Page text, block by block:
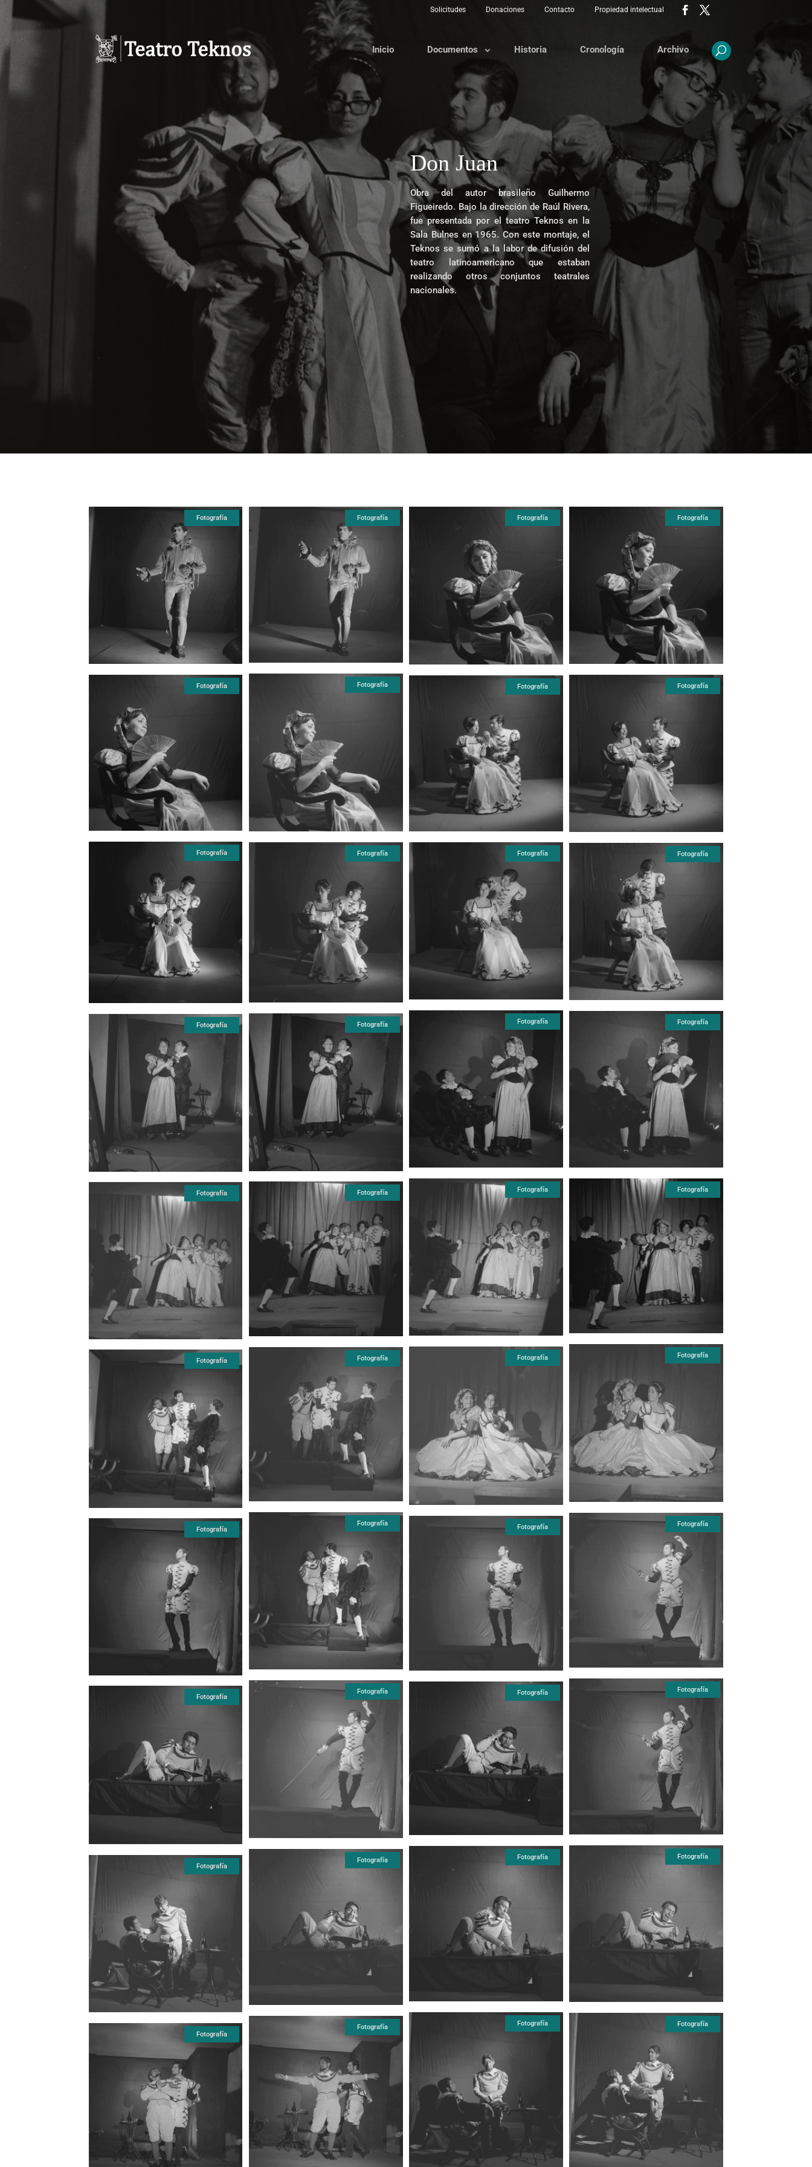
Solicitudes Donaciones Contacto Propiedad intelectual
Inicio Documentos Historia Cronología Archivo
Don Juan
Obra del autor brasileño Guilhermo
Figueiredo. Bajo la dirección de Raúl Rivera,
fue presentada por el teatro Teknos en la
Sala Bulnes en 1965. Con este montaje, el
Teknos se sumó a la labor de difusión del
teatro latinoamericano que estaban
realizando otros conjuntos teatrales
nacionales.
Fotografía Fotografía Fotografía Fotografía
Fotografía
Fotografía Fotografía
Fotografía
Fotografía Fotografía Fotografía Fotografía
Fotografía Fotografía
Fotografía
Fotografía
Fotografía
Fotografía
Fotografía
Fotografía
Fotografía
Fotografía
Fotografía
Fotografía
Fotografía Fotografía
Fotografía
Fotografía
Fotografía
Fotografía Fotografía
Fotografía
Fotografía
Fotografía
Fotografía
Fotografía
Fotografía Fotografía
Fotografía
Fotografía